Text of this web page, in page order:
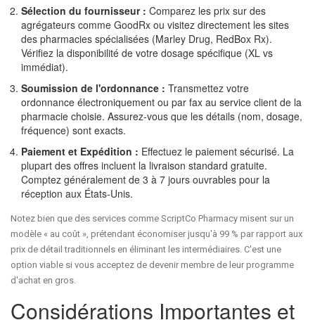
Sélection du fournisseur : Comparez les prix sur des
agrégateurs comme GoodRx ou visitez directement les sites
des pharmacies spécialisées (Marley Drug, RedBox Rx).
Vérifiez la disponibilité de votre dosage spécifique (XL vs
immédiat).
Soumission de l'ordonnance : Transmettez votre
ordonnance électroniquement ou par fax au service client de la
pharmacie choisie. Assurez-vous que les détails (nom, dosage,
fréquence) sont exacts.
Paiement et Expédition : Effectuez le paiement sécurisé. La
plupart des offres incluent la livraison standard gratuite.
Comptez généralement de 3 à 7 jours ouvrables pour la
réception aux États-Unis.
Notez bien que des services comme ScriptCo Pharmacy misent sur un
modèle « au coût », prétendant économiser jusqu'à 99 % par rapport aux
prix de détail traditionnels en éliminant les intermédiaires. C'est une
option viable si vous acceptez de devenir membre de leur programme
d'achat en gros.
Considérations Importantes et